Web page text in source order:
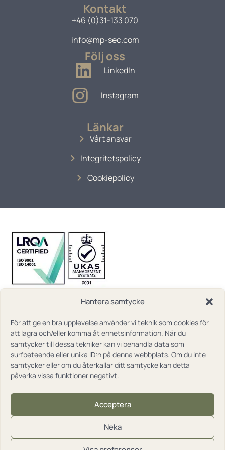
Hantera samtycke
För att ge en bra upplevelse använder vi teknik som cookies för
att lagra och/eller komma åt enhetsinformation. När du
samtycker till dessa tekniker kan vi behandla data som
surfbeteende eller unika ID:n på denna webbplats. Om du inte
samtycker eller om du återkallar ditt samtycke kan detta
påverka vissa funktioner negativt.
Acceptera
Neka
Kontakt
+46 (0)31-133 070
info@mp-sec.com
Följ oss
LinkedIn
Instagram
Länkar
Vårt ansvar
Integritetspolicy
Cookiepolicy